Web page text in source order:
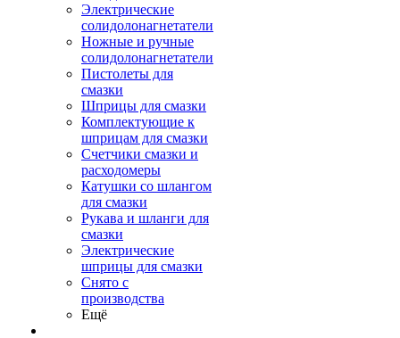
Электрические
солидолонагнетатели
Ножные и ручные
солидолонагнетатели
Пистолеты для
смазки
Шприцы для смазки
Комплектующие к
шприцам для смазки
Счетчики смазки и
расходомеры
Катушки со шлангом
для смазки
Рукава и шланги для
смазки
Электрические
шприцы для смазки
Снято с
производства
Ещё